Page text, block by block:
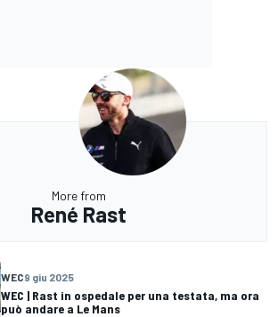
More from
René Rast
WEC9 giu 2025
WEC | Rast in ospedale per una testata, ma ora
può andare a Le Mans